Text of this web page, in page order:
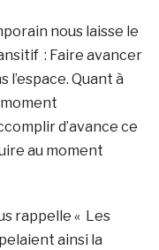
nous laisse le
: Faire avancer
l’espace. Quant à
d’avance ce
au moment
rappelle « Les
ainsi la